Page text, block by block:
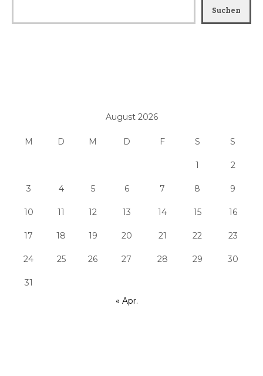
Suchen
August 2026
M D M D F S S
1 2
3 4 5 6 7 8 9
10 11 12 13 14 15 16
17 18 19 20 21 22 23
24 25 26 27 28 29 30
31
« Apr.